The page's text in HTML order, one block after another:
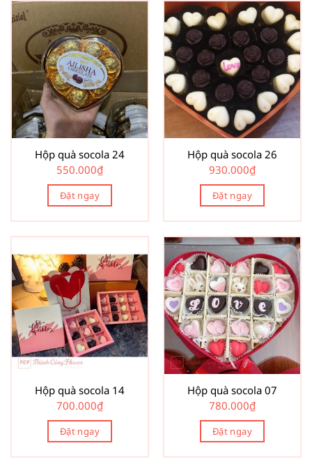
Hộp quà socola 24
550.000₫
Đặt ngay
Hộp quà socola 26
930.000₫
Đặt ngay
Hộp quà socola 14
700.000₫
Đặt ngay
Hộp quà socola 07
780.000₫
Đặt ngay